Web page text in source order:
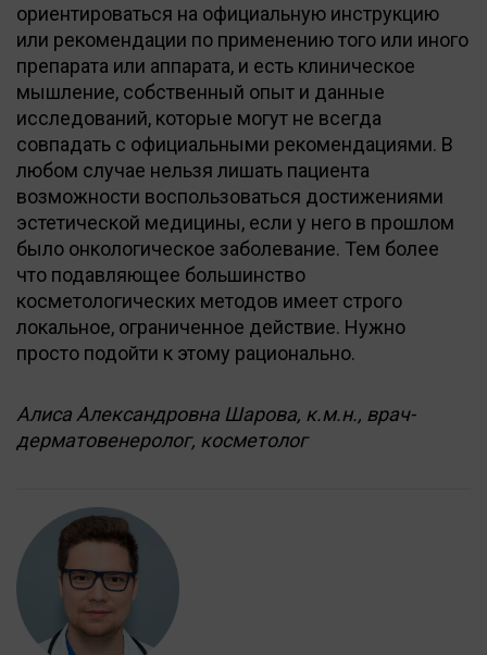
ориентироваться на официальную инструкцию
или рекомендации по применению того или иного
препарата или аппарата, и есть клиническое
мышление, собственный опыт и данные
исследований, которые могут не всегда
совпадать с официальными рекомендациями. В
любом случае нельзя лишать пациента
возможности воспользоваться достижениями
эстетической медицины, если у него в прошлом
было онкологическое заболевание. Тем более
что подавляющее большинство
косметологических методов имеет строго
локальное, ограниченное действие. Нужно
просто подойти к этому рационально.
Алиса Александровна Шарова, к.м.н., врач-
дерматовенеролог, косметолог